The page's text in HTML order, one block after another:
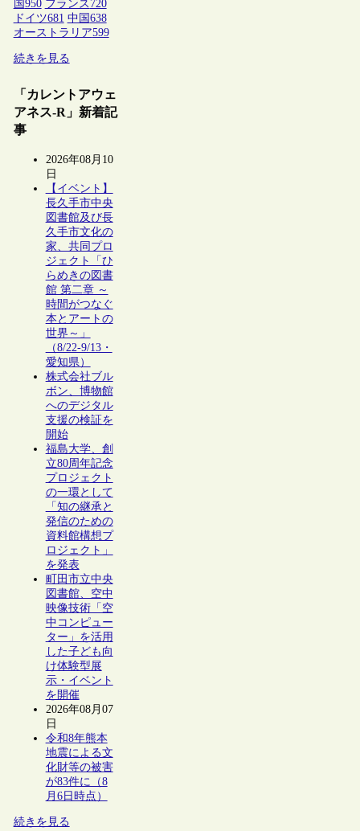
国 950 フランス 720
ドイツ681 中国 638
オーストラリア599
続きを見る
「カレントアウェ
アネス-R」新着記
事
2026年08月10
日
【イベント】
長久手市中央
図書館及び長
久手市文化の
家、共同プロ
ジェクト「ひ
らめきの図書
館 第二章 ～
時間がつなぐ
本とアートの
世界～」
（8/22-9/13・
愛知県）
株式会社ブル
ボン、博物館
へのデジタル
支援の検証を
開始
福島大学、創
立80周年記念
プロジェクト
の一環として
「知の継承と
発信のための
資料館構想プ
ロジェクト」
を発表
町田市立中央
図書館、空中
映像技術「空
中コンピュー
ター」を活用
した子ども向
け体験型展
示・イベント
を開催
2026年08月07
日
令和8年熊本
地震による文
化財等の被害
が83件に（8
月6日時点）
続きを見る